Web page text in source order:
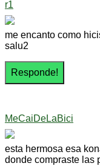
r1
me encanto como
salu2
MeCaiDeLaBici
esta hermosa esa
donde compraste las